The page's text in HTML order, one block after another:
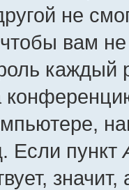
не
вам
Если пункт